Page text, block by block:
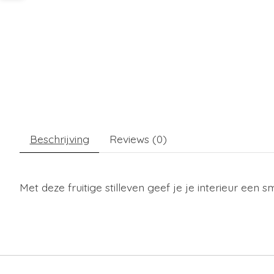
Beschrijving Reviews (0)
Met deze fruitige stilleven geef je je interieur een